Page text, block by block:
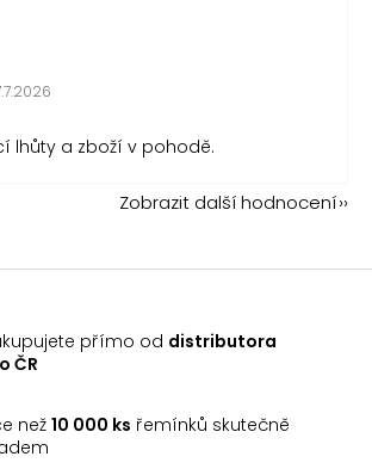
obchodu je 5 z 5 hvězdiček.
lhůty a zboží v pohodě.
Zobrazit další hodnocení
přímo od distributora
ČR
než10 000 ks řemínků skutečně